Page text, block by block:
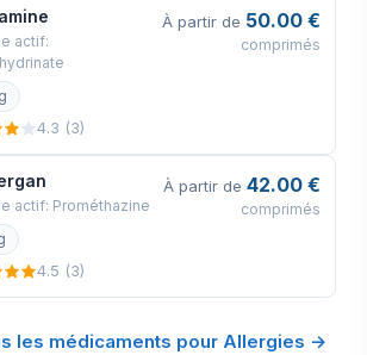
actif:
À partir de 50.00 €
comprimés
4.3 (3)
actif: Prométhazine
À partir de 42.00 €
comprimés
4.5 (3)
les médicaments pour Allergies →